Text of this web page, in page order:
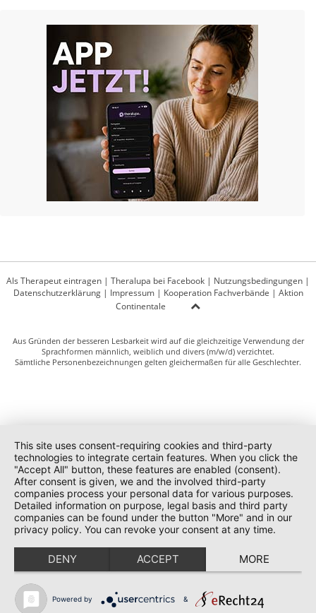
Als Therapeut eintragen | Theralupa bei Facebook | Nutzungsbedingungen |
Datenschutzerklärung| Impressum| Kooperation Fachverbände | Aktion
Continentale
Aus Gründen der besseren Lesbarkeit wird auf die gleichzeitige Verwendung der
Sprachformen männlich, weiblich und divers (m/w/d) verzichtet.
Sämtliche Personenbezeichnungen gelten gleichermaßen für alle Geschlechter.
This site uses consent-requiring cookies and third-party
technologies to integrate certain features. When you click the
"Accept All" button, these features are enabled (consent).
After consent is given, we and the involved third-party
companies process your personal data for various purposes.
Detailed information on purpose, legal basis and third party
companies can be found under the button "More" and in our
privacy policy. You can revoke your consent at any time.
DENY ACCEPT MORE
Powered by &